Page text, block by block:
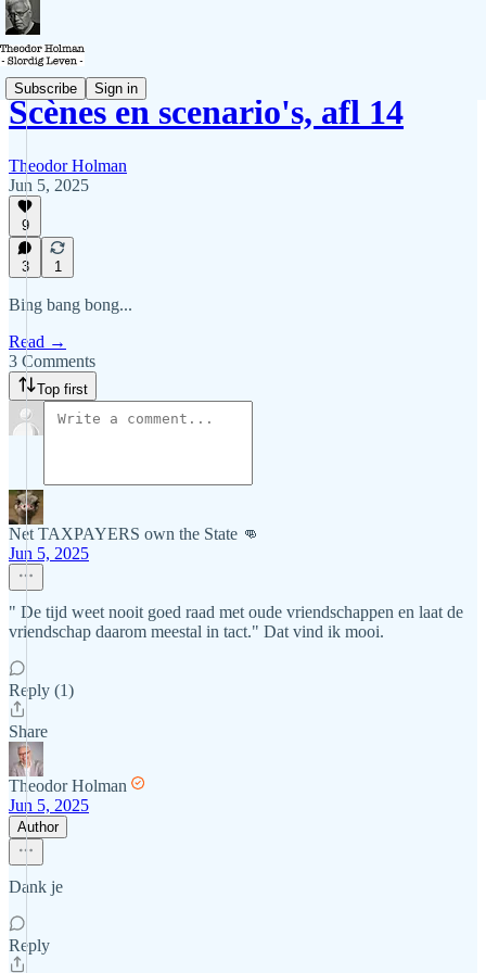
Subscribe Sign in
Scènes en scenario's, afl 14
Theodor Holman
Jun 5, 2025
9
3 1
Bing bang bong...
Read →
3 Comments
Top first
Net TAXPAYERS own the State 👊
Jun 5, 2025
" De tijd weet nooit goed raad met oude vriendschappen en laat de
vriendschap daarom meestal in tact." Dat vind ik mooi.
Reply (1)
Share
Theodor Holman
Jun 5, 2025
Author
Dank je
Reply